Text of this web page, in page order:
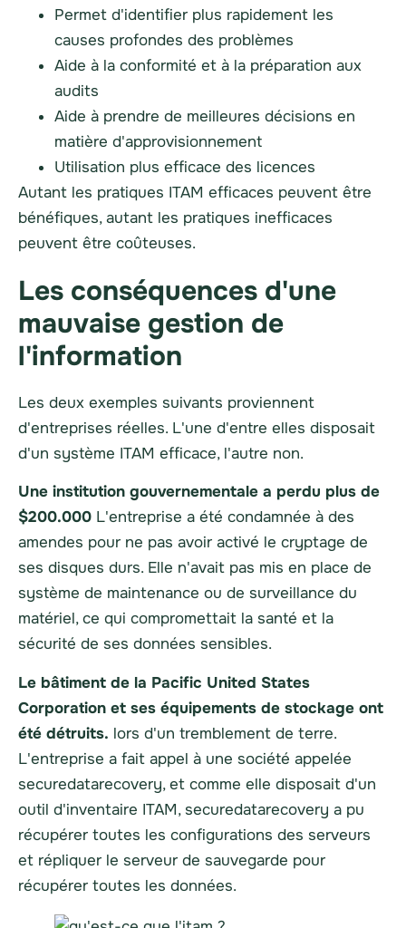
Permet d'identifier plus rapidement les
causes profondes des problèmes
Aide à la conformité et à la préparation aux
audits
Aide à prendre de meilleures décisions en
matière d'approvisionnement
Utilisation plus efficace des licences
Autant les pratiques ITAM efficaces peuvent être
bénéfiques, autant les pratiques inefficaces
peuvent être coûteuses.
Les conséquences d'une
mauvaise gestion de
l'information
Les deux exemples suivants proviennent
d'entreprises réelles. L'une d'entre elles disposait
d'un système ITAM efficace, l'autre non.
Une institution gouvernementale a perdu plus de
$200.000 L'entreprise a été condamnée à des
amendes pour ne pas avoir activé le cryptage de
ses disques durs. Elle n'avait pas mis en place de
système de maintenance ou de surveillance du
matériel, ce qui compromettait la santé et la
sécurité de ses données sensibles.
Le bâtiment de la Pacific United States
Corporation et ses équipements de stockage ont
été détruits. lors d'un tremblement de terre.
L'entreprise a fait appel à une société appelée
securedatarecovery, et comme elle disposait d'un
outil d'inventaire ITAM, securedatarecovery a pu
récupérer toutes les configurations des serveurs
et répliquer le serveur de sauvegarde pour
récupérer toutes les données.